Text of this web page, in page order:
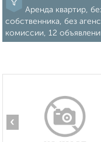
Аренда квартир,
собственника, без
комиссии, 12
‹